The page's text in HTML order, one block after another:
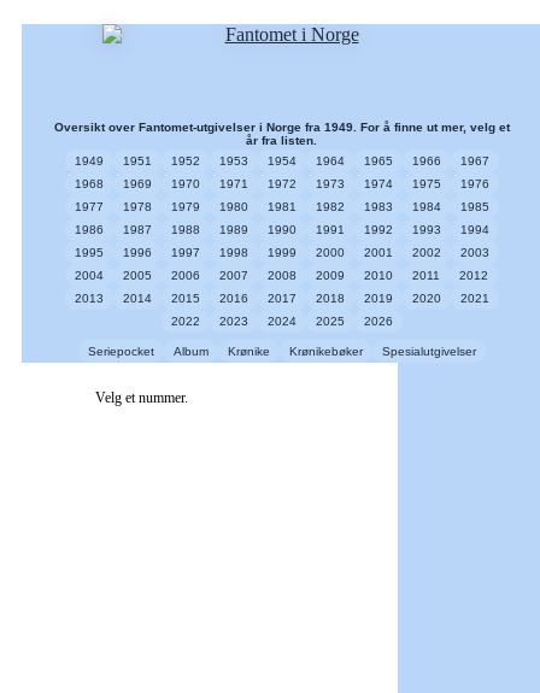
Oversikt over Fantomet-utgivelser i Norge fra 1949. For å finne ut mer, velg et
år fra listen.
1949
1951 1952 1953 1954 1964 1965 1966
1967
1968
1969 1970 1971 1972 1973 1974 1975
1976
1977
1978 1979 1980 1981 1982 1983 1984
1985
1986
1987 1988 1989 1990 1991 1992 1993
1994
1995
1996 1997 1998 1999 2000 2001 2002
2003
2004
2005 2006 2007 2008 2009 2010 2011
2012
2013
2014 2015 2016 2017 2018 2019 2020
2021
2022
2023 2024 2025 2026
Seriepocket Album Krønike Krønikebøker Spesialutgivelser
Velg et nummer.